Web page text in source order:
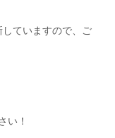
ていますので、ご
い！